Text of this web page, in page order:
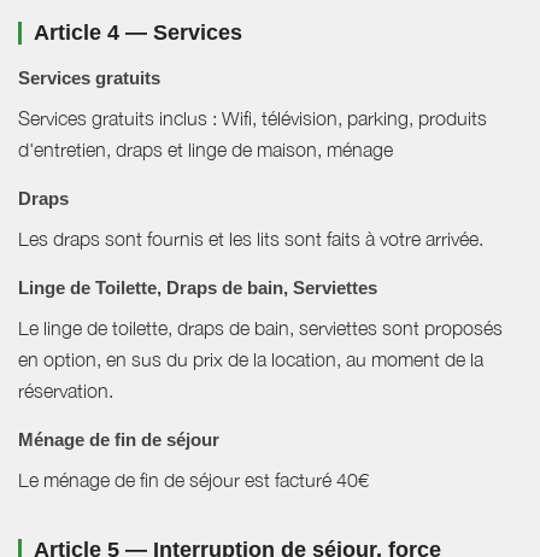
Article 4 — Services
Services gratuits
Services gratuits inclus : Wifi, télévision, parking, produits
d'entretien, draps et linge de maison, ménage
Draps
Les draps sont fournis et les lits sont faits à votre arrivée.
Linge de Toilette, Draps de bain, Serviettes
Le linge de toilette, draps de bain, serviettes sont proposés
en option, en sus du prix de la location, au moment de la
réservation.
Ménage de fin de séjour
Le ménage de fin de séjour est facturé 40€
Article 5 — Interruption de séjour, force